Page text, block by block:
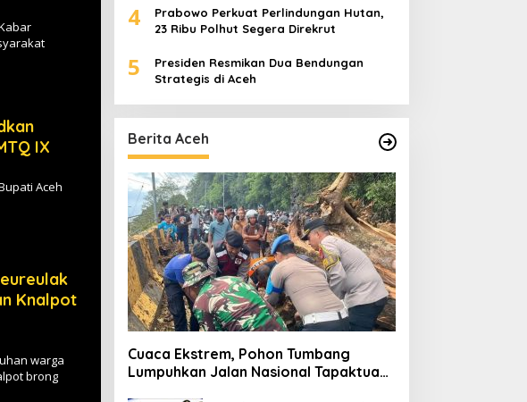
IX
Aceh
Knalpot
warga
brong
4
Prabowo Perkuat Perlindungan Hutan,
23 Ribu Polhut Segera Direkrut
5
Presiden Resmikan Dua Bendungan
Strategis di Aceh
Berita Aceh
Cuaca Ekstrem, Pohon Tumbang
Lumpuhkan Jalan Nasional Tapaktuan-